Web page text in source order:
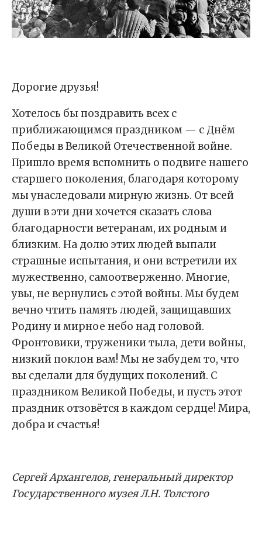
Дорогие друзья!
Хотелось бы поздравить всех с
приближающимся праздником — с Днём
Победы в Великой Отечественной войне.
Пришло время вспомнить о подвиге нашего
старшего поколения, благодаря которому
мы унаследовали мирную жизнь. От всей
души в эти дни хочется сказать слова
благодарности ветеранам, их родным и
близким. На долю этих людей выпали
страшные испытания, и они встретили их
мужественно, самоотверженно. Многие,
увы, не вернулись с этой войны. Мы будем
вечно чтить память людей, защищавших
Родину и мирное небо над головой.
Фронтовики, труженики тыла, дети войны,
низкий поклон вам! Мы не забудем то, что
вы сделали для будущих поколений. С
праздником Великой Победы, и пусть этот
праздник отзовётся в каждом сердце! Мира,
добра и счастья!
Сергей Архангелов, генеральный директор
Государственного музея Л.Н. Толстого